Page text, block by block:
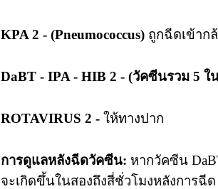
KPA 2 - (Pneumococcus) ถูกฉีดเข้าก
DaBT - IPA - HIB 2 - (วัคซีนรวม 5 ใ
ROTAVIRUS 2 - ให้ทางปาก
การดูแลหลังฉีดวัคซีน: หากวัคซีน
จะเกิดขึ้นในสองถึงสี่ชั่วโมงหลังการฉี